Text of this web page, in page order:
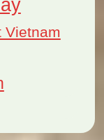
Vietnam